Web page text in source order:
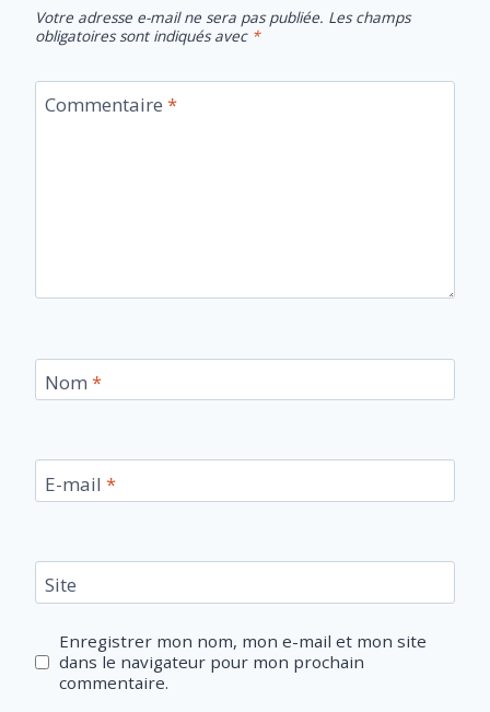
Votre adresse e-mail ne sera pas publiée. Les champs
obligatoires sont indiqués avec *
Commentaire *
Nom *
E-mail *
Site
Enregistrer mon nom, mon e-mail et mon site
dans le navigateur pour mon prochain
commentaire.